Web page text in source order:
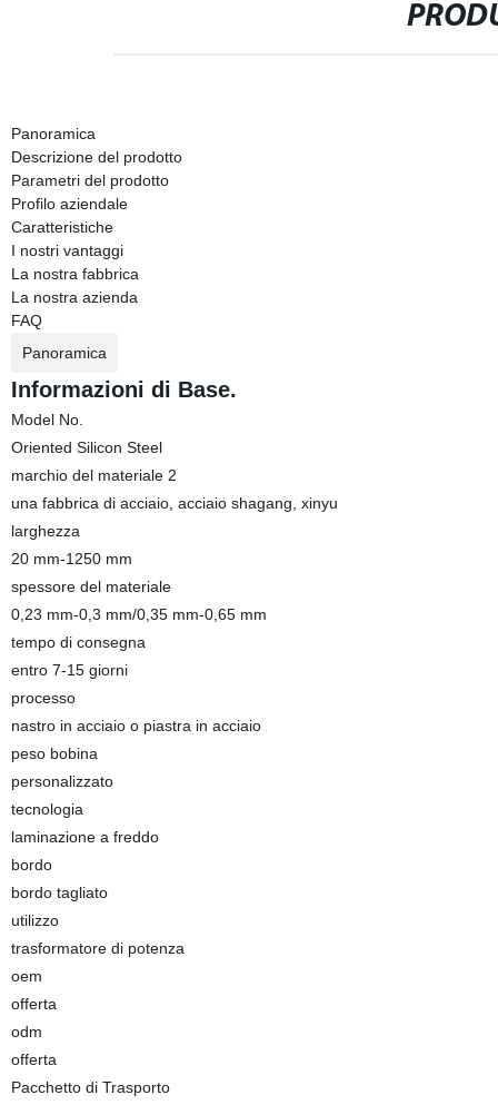
Panoramica
Descrizione del prodotto
Parametri del prodotto
Profilo aziendale
Caratteristiche
I nostri vantaggi
La nostra fabbrica
La nostra azienda
FAQ
Panoramica
Informazioni di Base.
Model No.
Oriented Silicon Steel
marchio del materiale 2
una fabbrica di acciaio, acciaio shagang, xinyu
larghezza
20 mm-1250 mm
spessore del materiale
0,23 mm-0,3 mm/0,35 mm-0,65 mm
tempo di consegna
entro 7-15 giorni
processo
nastro in acciaio o piastra in acciaio
peso bobina
personalizzato
tecnologia
laminazione a freddo
bordo
bordo tagliato
utilizzo
trasformatore di potenza
oem
offerta
odm
offerta
Pacchetto di Trasporto